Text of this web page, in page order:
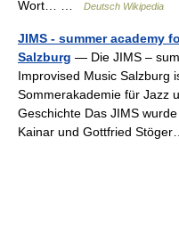
Wort… …
Deutsch Wikipedia
JIMS - summer academy
Salzburg — Die JIMS –
Improvised Music Salzburg
Sommerakademie für Jazz
Geschichte Das JIMS
Kainar und Gottfried